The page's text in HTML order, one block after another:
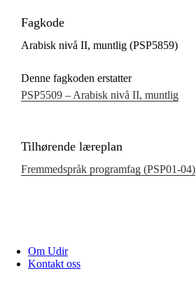
Fagkode
Arabisk nivå II, muntlig (PSP5859)
Denne fagkoden erstatter
PSP5509 – Arabisk nivå II, muntlig
Tilhørende læreplan
Fremmedspråk programfag (PSP01‑04)
Om Udir
Kontakt oss